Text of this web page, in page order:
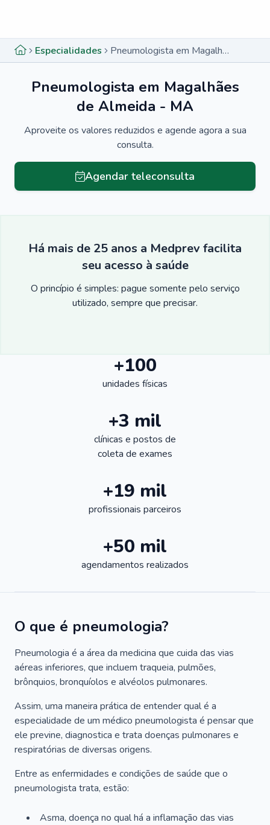
Especialidades Pneumologista em Magalhães de Almeida - MA
Pneumologista em Magalhães
de Almeida - MA
Aproveite os valores reduzidos e agende agora a sua
consulta.
Agendar teleconsulta
Há mais de 25 anos a Medprev facilita
seu acesso à saúde
O princípio é simples: pague somente pelo serviço
utilizado, sempre que precisar.
+100
unidades físicas
+3 mil
clínicas e postos de
coleta de exames
+19 mil
profissionais parceiros
+50 mil
agendamentos realizados
O que é pneumologia?
Pneumologia é a área da medicina que cuida das vias
aéreas inferiores, que incluem traqueia, pulmões,
brônquios, bronquíolos e alvéolos pulmonares.
Assim, uma maneira prática de entender qual é a
especialidade de um médico pneumologista é pensar que
ele previne, diagnostica e trata doenças pulmonares e
respiratórias de diversas origens.
Entre as enfermidades e condições de saúde que o
pneumologista trata, estão:
Asma, doença no qual há a inflamação das vias